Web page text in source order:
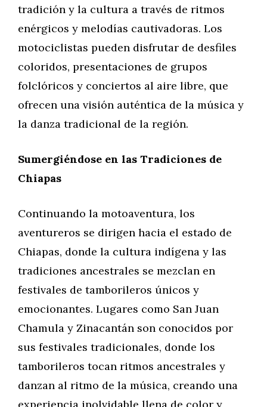
tradición y la cultura a través de ritmos
enérgicos y melodías cautivadoras. Los
motociclistas pueden disfrutar de desfiles
coloridos, presentaciones de grupos
folclóricos y conciertos al aire libre, que
ofrecen una visión auténtica de la música y
la danza tradicional de la región.
Sumergiéndose en las Tradiciones de
Chiapas
Continuando la motoaventura, los
aventureros se dirigen hacia el estado de
Chiapas, donde la cultura indígena y las
tradiciones ancestrales se mezclan en
festivales de tamborileros únicos y
emocionantes. Lugares como San Juan
Chamula y Zinacantán son conocidos por
sus festivales tradicionales, donde los
tamborileros tocan ritmos ancestrales y
danzan al ritmo de la música, creando una